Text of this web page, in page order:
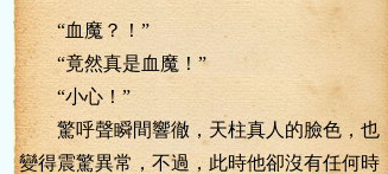
“血魔？！”
“竟然真是血魔！”
“小心！”
驚呼聲瞬間響徹，天柱真人的臉色，也
變得震驚異常，不過，此時他卻沒有任何時